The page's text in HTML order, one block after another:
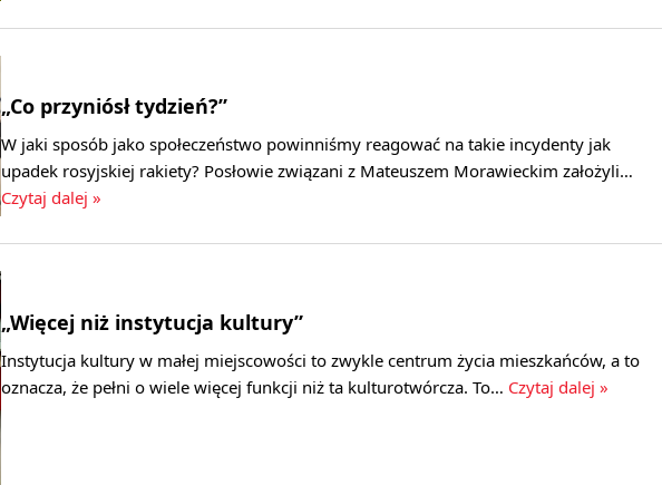
„Co przyniósł tydzień?”
W jaki sposób jako społeczeństwo powinniśmy reagować na takie incydenty jak
upadek rosyjskiej rakiety? Posłowie związani z Mateuszem Morawieckim założyli…
Czytaj dalej »
„Więcej niż instytucja kultury”
Instytucja kultury w małej miejscowości to zwykle centrum życia mieszkańców, a to
oznacza, że pełni o wiele więcej funkcji niż ta kulturotwórcza. To… Czytaj dalej »